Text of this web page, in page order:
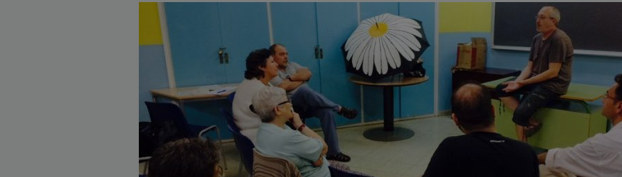
Que no ens robin la vida
Fem crida a desobeir de manera coordinada i conjunta
Saber més